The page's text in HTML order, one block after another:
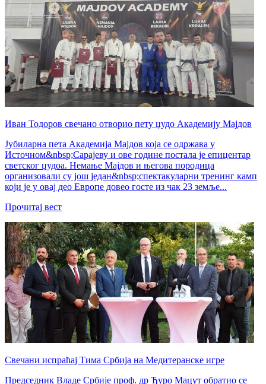
Иван Тодоров свечано отворио пету џудо Академију Мајдов
Јубиларна пета Академија Мајдов која се одржава у
Источном&nbsp;Сарајеву и ове године постала је епицентар
светског џудоа. Немање Мајдов и његова породица
организовали су још један&nbsp;спектакуларни тренинг камп
који је у овај део Европе довео госте из чак 23 земље...
Прочитај вест
Свечани испраћај Тима Србија на Медитеранске игре
Председник Владе Србије проф. др Ђуро Мацут обратио се